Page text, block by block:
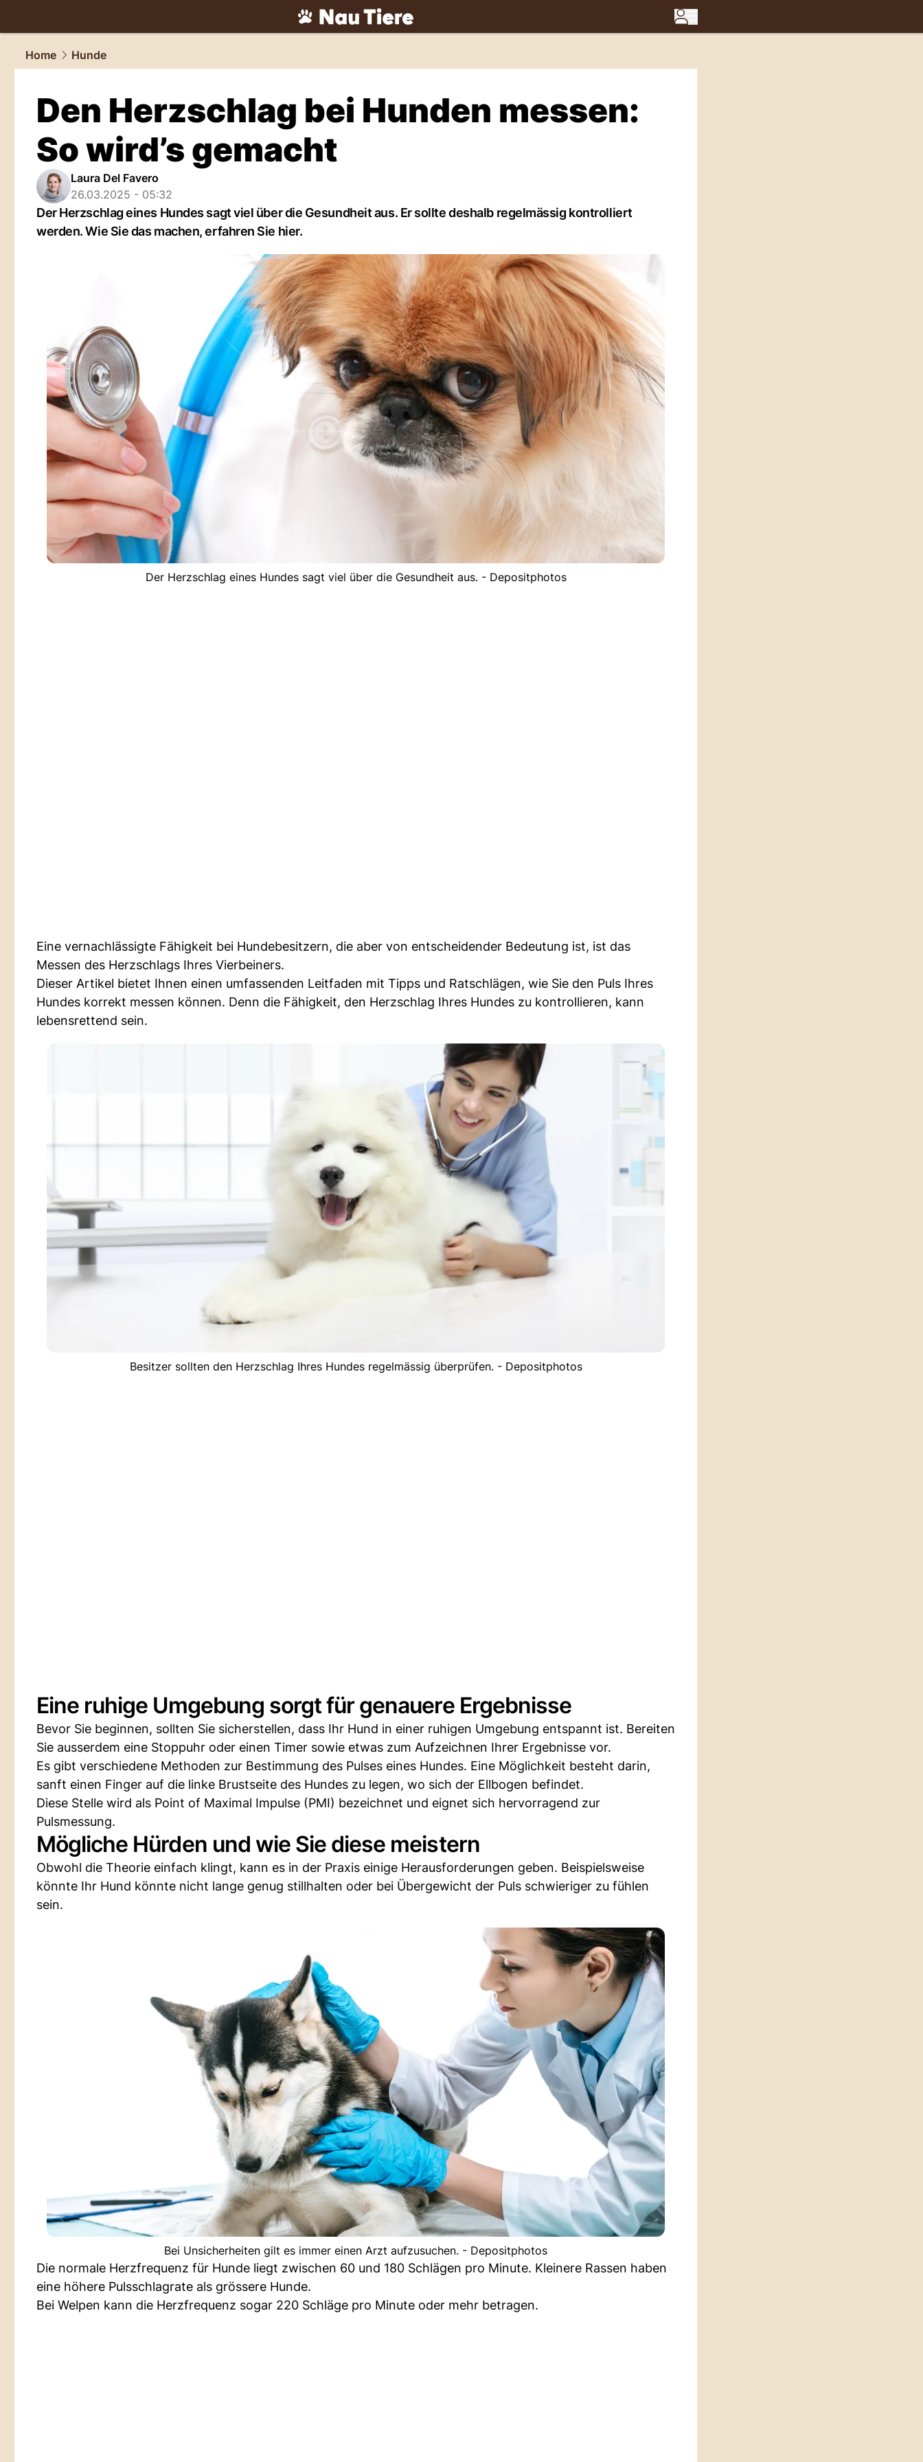
tiere.NAU.ch
Home
Hunde
Den Herzschlag bei Hunden messen:
So wird’s gemacht
Laura Del Favero
26.03.2025 - 05:32
Der Herzschlag eines Hundes sagt viel über die Gesundheit aus. Er sollte deshalb regelmässig kontrolliert
werden. Wie Sie das machen, erfahren Sie hier.
Der Herzschlag eines Hundes sagt viel über die Gesundheit aus. - Depositphotos
Eine vernachlässigte Fähigkeit bei Hundebesitzern, die aber von entscheidender Bedeutung ist, ist das
Messen des Herzschlags Ihres Vierbeiners.
Dieser Artikel bietet Ihnen einen umfassenden Leitfaden mit Tipps und Ratschlägen, wie Sie den Puls Ihres
Hundes korrekt messen können. Denn die Fähigkeit, den Herzschlag Ihres Hundes zu kontrollieren, kann
lebensrettend sein.
Besitzer sollten den Herzschlag Ihres Hundes regelmässig überprüfen. - Depositphotos
Eine ruhige Umgebung sorgt für genauere Ergebnisse
Bevor Sie beginnen, sollten Sie sicherstellen, dass Ihr Hund in einer ruhigen Umgebung entspannt ist. Bereiten
Sie ausserdem eine Stoppuhr oder einen Timer sowie etwas zum Aufzeichnen Ihrer Ergebnisse vor.
Es gibt verschiedene Methoden zur Bestimmung des Pulses eines Hundes. Eine Möglichkeit besteht darin,
sanft einen Finger auf die linke Brustseite des Hundes zu legen, wo sich der Ellbogen befindet.
Diese Stelle wird als Point of Maximal Impulse (PMI) bezeichnet und eignet sich hervorragend zur
Pulsmessung.
Mögliche Hürden und wie Sie diese meistern
Obwohl die Theorie einfach klingt, kann es in der Praxis einige Herausforderungen geben. Beispielsweise
könnte Ihr Hund könnte nicht lange genug stillhalten oder bei Übergewicht der Puls schwieriger zu fühlen
sein.
Bei Unsicherheiten gilt es immer einen Arzt aufzusuchen. - Depositphotos
Die normale Herzfrequenz für Hunde liegt zwischen 60 und 180 Schlägen pro Minute. Kleinere Rassen haben
eine höhere Pulsschlagrate als grössere Hunde.
Bei Welpen kann die Herzfrequenz sogar 220 Schläge pro Minute oder mehr betragen.